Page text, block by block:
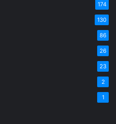
174
130
86
26
23
2
1